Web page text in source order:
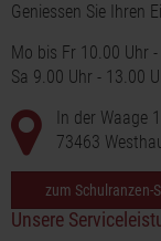
Geniessen Sie Ihren
Mo bis Fr 10.00 Uhr
Sa 9.00 Uhr - 13.00
In der Waage
73463
zum Schulranzen-
Unsere